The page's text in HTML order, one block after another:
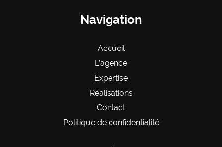
Navigation
Accueil
L’agence
Expertise
Réalisations
Contact
Politique de confidentialité